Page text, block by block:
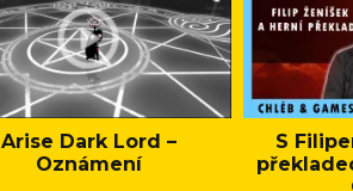
Arise Dark Lord –
Oznámení
S